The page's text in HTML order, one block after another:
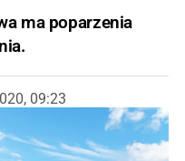
ma poparzenia
09:23